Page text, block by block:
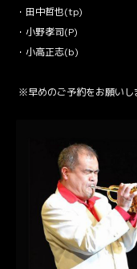
・田中哲也(tp)
・小野孝司(P)
・小高正志(b)
※早めのご予約をお願いし